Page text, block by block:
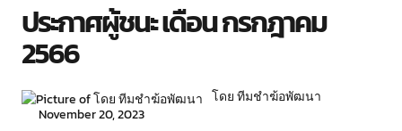
ประกาศผู้ชนะ เดือน กรกฎาคม
2566
โดย ทีมชำฆ้อพัฒนา
November 20, 2023